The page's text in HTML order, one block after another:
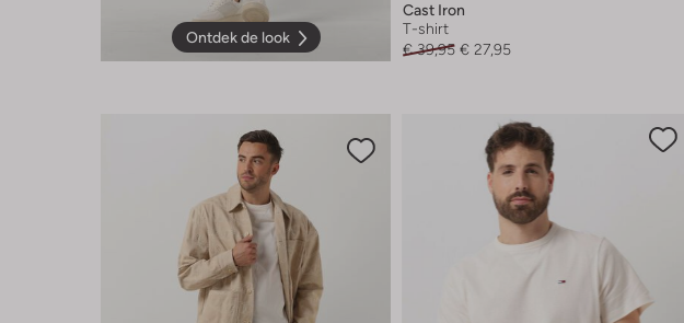
Ontdek de look
Cast Iron
T-shirt
€ 39,95 € 27,95